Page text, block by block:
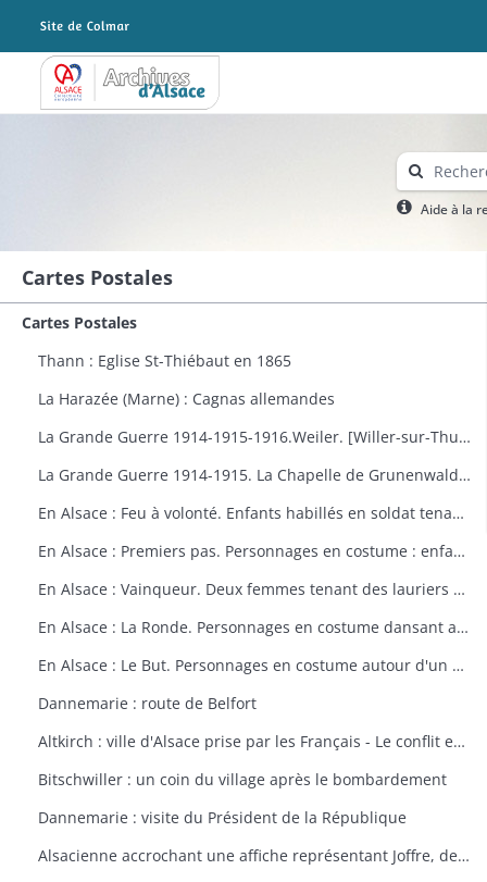
Archives Alsace - Colmar
Aide à la
Cartes Postales
Cartes Postales
Thann : Eglise St-Thiébaut en 1865
La Harazée (Marne) : Cagnas allemandes
La Grande Guerre 1914-1915-1916.Weiler. [Willer-sur-Thur] : vue générale
La Grande Guerre 1914-1915. La Chapelle de Grunenwald près de Uderdersept habillés en soldat tenant un fusil. Dessin par Delalain.
En Alsace : Feu à volonté. Enfants habillés en soldat tenant un fusil. Dessin par Delalain.
En Alsace : Premiers pas. Personnages en costume : enfant allant vers le drapeau français. Dessin par Delalain.
En Alsace : Vainqueur. Deux femmes tenant des lauriers et un homme en costume. Dessin par Delalain.
En Alsace : La Ronde. Personnages en costume dansant autour du drapeau français. Dessin par Delalain.
En Alsace : Le But. Personnages en costume autour d'un drapeau français. Dessin par Delalain
Dannemarie : route de Belfort
Altkirch : ville d'Alsace prise par les Français - Le conflit européen en 1914
Bitschwiller : un coin du village après le bombardement
Dannemarie : visite du Président de la République
Alsacienne accrochant une affiche représentant Joffre, dessin de Th. CROY